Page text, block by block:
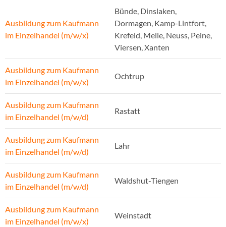
Ausbildung zum Kaufmann
im Einzelhandel (m/w/x)
Bünde, Dinslaken,
Dormagen, Kamp-Lintfort,
Krefeld, Melle, Neuss, Peine,
Viersen, Xanten
Ausbildung zum Kaufmann
im Einzelhandel (m/w/x)
Ochtrup
Ausbildung zum Kaufmann
im Einzelhandel (m/w/d)
Rastatt
Ausbildung zum Kaufmann
im Einzelhandel (m/w/d)
Lahr
Ausbildung zum Kaufmann
im Einzelhandel (m/w/d)
Waldshut-Tiengen
Ausbildung zum Kaufmann
im Einzelhandel (m/w/x)
Weinstadt